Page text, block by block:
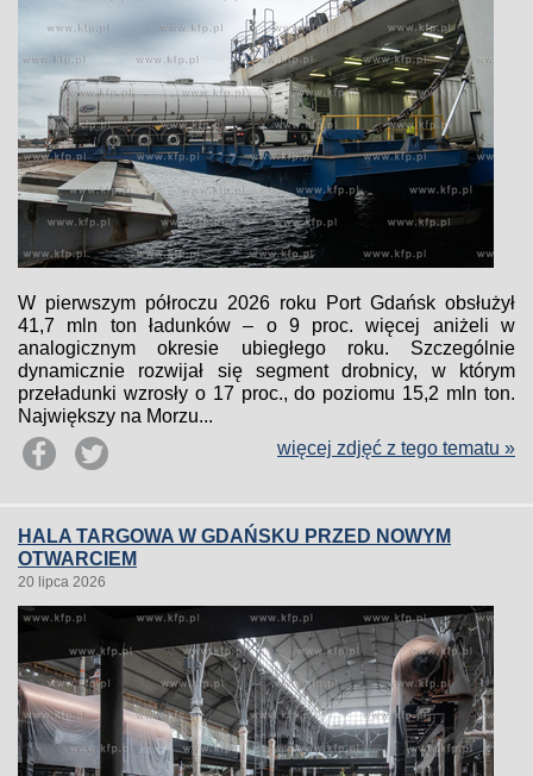
W pierwszym półroczu 2026 roku Port Gdańsk obsłużył
41,7 mln ton ładunków – o 9 proc. więcej aniżeli w
analogicznym okresie ubiegłego roku. Szczególnie
dynamicznie rozwijał się segment drobnicy, w którym
przeładunki wzrosły o 17 proc., do poziomu 15,2 mln ton.
Największy na Morzu...
więcej zdjęć z tego tematu »
HALA TARGOWA W GDAŃSKU PRZED NOWYM
OTWARCIEM
20 lipca 2026